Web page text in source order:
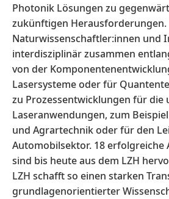
Photonik Lösungen zu
zukünftigen Herausforderungen.
Naturwissenschaftler:innen und
interdisziplinär zusammen
von der
Lasersysteme oder für
zu Prozessentwicklungen für die
Laseranwendungen, zum
und Agrartechnik oder für den
Automobilsektor. 18 erfolgreiche
sind bis heute aus dem LZH
LZH schafft so einen starken
grundlagenorientierter